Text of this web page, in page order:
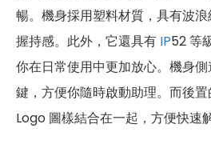
暢。機身採用塑料材質，具有波
握持感。此外，它還具有 IP52 等
你在日常使用中更加放心。機身
鍵，方便你隨時啟動助理。而後置
Logo 圖樣結合在一起，方便快速解